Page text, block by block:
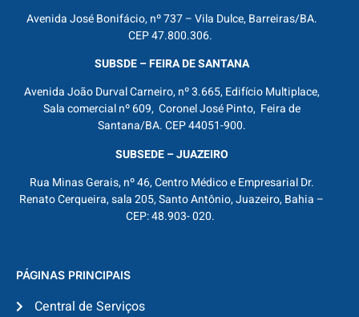
Avenida José Bonifácio, nº 737 – Vila Dulce, Barreiras/BA.
CEP 47.800.306.
SUBSDE – FEIRA DE SANTANA
Avenida João Durval Carneiro, nº 3.665, Edifício Multiplace,
Sala comercial nº 609, Coronel José Pinto, Feira de
Santana/BA. CEP 44051-900.
SUBSEDE – JUAZEIRO
Rua Minas Gerais, nº 46, Centro Médico e Empresarial Dr.
Renato Cerqueira, sala 205, Santo Antônio, Juazeiro, Bahia –
CEP: 48.903- 020.
PÁGINAS PRINCIPAIS
Central de Serviços